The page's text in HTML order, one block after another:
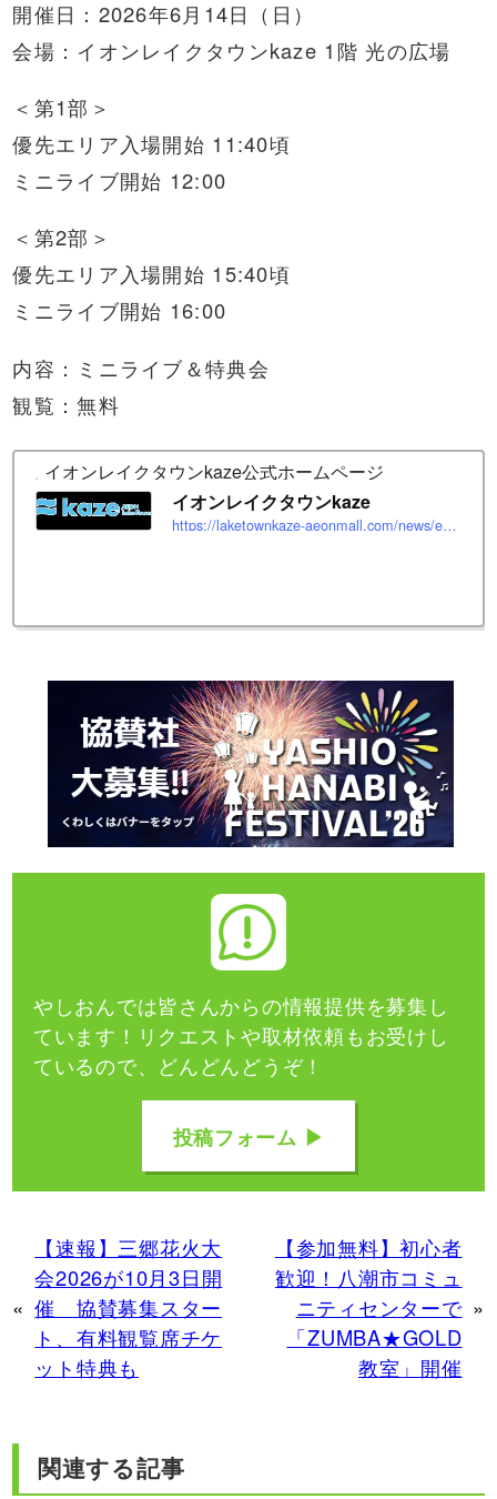
開催日：2026年6月14日（日）
会場：イオンレイクタウンkaze 1階 光の広場
＜第1部＞
優先エリア入場開始 11:40頃
ミニライブ開始 12:00
＜第2部＞
優先エリア入場開始 15:40頃
ミニライブ開始 16:00
内容：ミニライブ＆特典会
観覧：無料
イオンレイクタウンkaze公式ホームページ
イオンレイクタウンkaze
https://laketownkaze-aeonmall.com/news/event/6066
やしおんでは皆さんからの情報提供を募集し
ています！ リクエストや取材依頼もお受けし
ているので、どんどんどうぞ！
投稿フォーム ▶
«
【速報】三郷花火大
会2026が10月3日開
催 協賛募集スター
ト、有料観覧席チケ
ット特典も
【参加無料】初心者
歓迎！八潮市コミュ
ニティセンターで
「ZUMBA★GOLD
教室」開催
»
関連する記事